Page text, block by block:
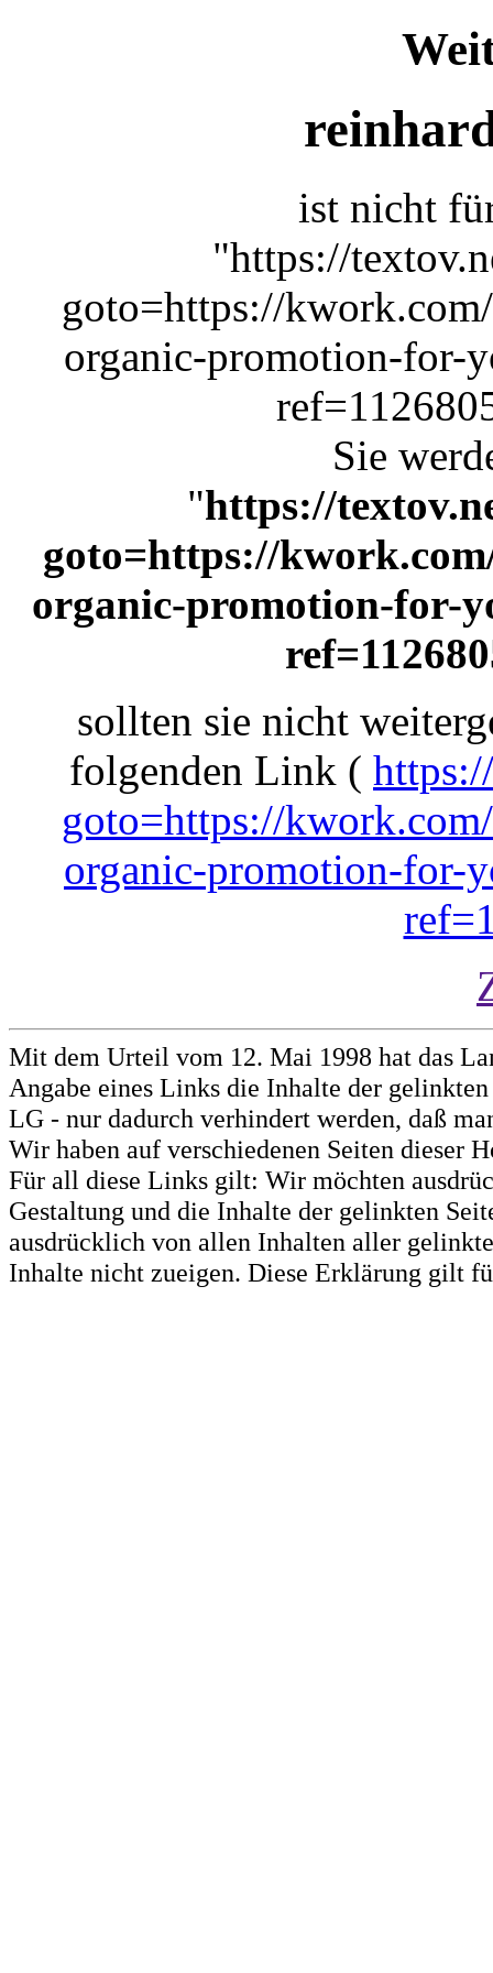
ist nicht
"https://
goto=https://
organic-promotion-for-
Sie
"https://
goto=https://
organic-promotion-for-
sollten sie nicht
folgenden Link (
goto=https://
organic-promotion-for-
Mit dem Urteil vom 12. Mai 1998 hat das
Angabe eines Links die Inhalte der
LG - nur dadurch verhindert werden, daß
Wir haben auf verschiedenen Seiten dieser
Für all diese Links gilt: Wir möchten
Gestaltung und die Inhalte der gelinkten
ausdrücklich von allen Inhalten aller
Inhalte nicht zueigen. Diese Erklärung gilt